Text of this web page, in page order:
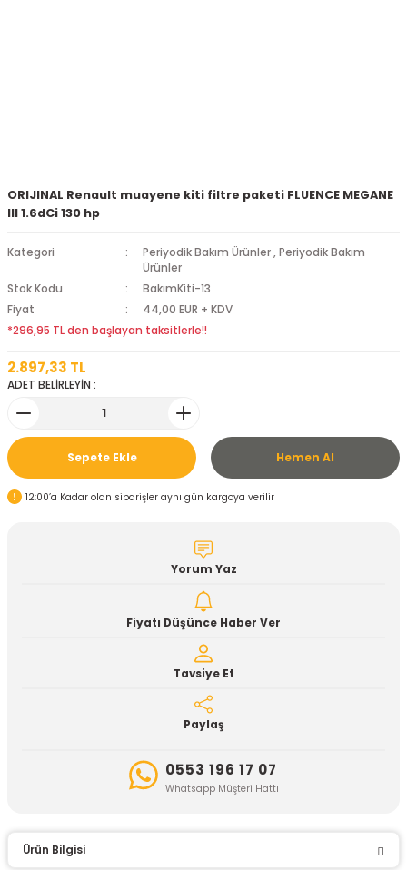
ORIJINAL Renault muayene kiti filtre paketi FLUENCE MEGANE
III 1.6dCi 130 hp
Kategori Periyodik Bakım Ürünler , Periyodik Bakım
Ürünler
Stok Kodu
BakımKiti-13
Fiyat
44,00 EUR + KDV
*296,95 TL den başlayan taksitlerle!!
2.897,33 TL
ADET BELİRLEYİN :
Sepete Ekle Hemen Al
12:00’a Kadar olan siparişler aynı gün kargoya verilir
Yorum Yaz
Fiyatı Düşünce Haber Ver
Tavsiye Et
Paylaş
0553 196 17 07
Whatsapp Müşteri Hattı
Ürün Bilgisi